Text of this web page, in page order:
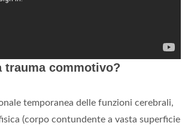
trauma commotivo?
temporanea delle funzioni cerebrali,
(corpo contundente a vasta superficie